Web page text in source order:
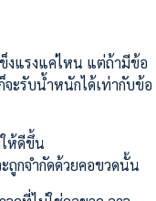
งแรงแค่ไหน แต่ถ้ามีข้อ
ะรับน้ำหนักได้เท่ากับข้อ
ห้ดีขึ้น
ถูกจำกัดด้วยคอขวดนั้น